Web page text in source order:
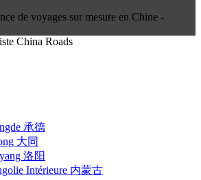
de voyages sur mesure en Chine -
China Roads
承德
大同
洛阳
Intérieure 内蒙古